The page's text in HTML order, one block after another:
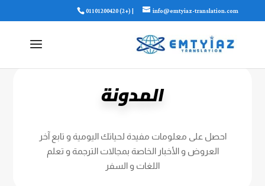
01101200420 (2+) | info@emtyiaz-translation.com
المدونة
احصل على معلومات مفيدة لحياتك اليومية و تابع آخر
العروض و الأخبار الخاصة بمجالات الترجمة و تعلم
اللغات و السفر